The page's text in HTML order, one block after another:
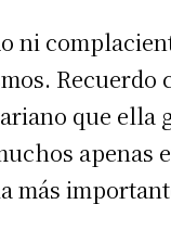
ni
que ella
apenas
más